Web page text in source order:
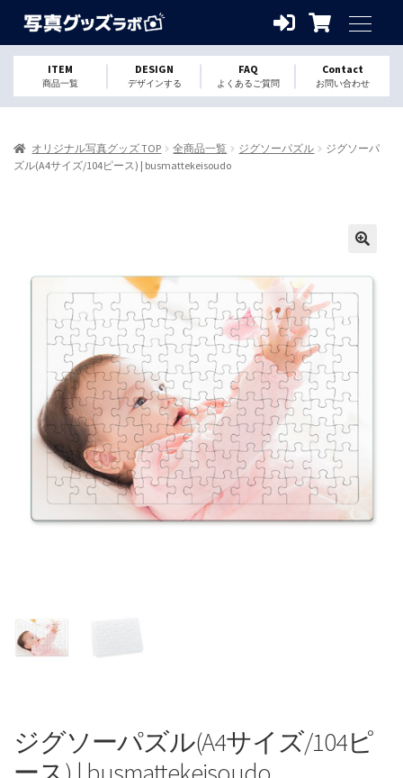
ITEM
商品一覧
DESIGN
デザインする
FAQ
よくあるご質問
Contact
お問い合わせ
オリジナル写真グッズ TOP 全商品一覧 ジグソーパズル
ジグソーパ
ズル(A4サイズ/104ピース) | busmattekeisoudo
ジグソーパズル(A4サイズ/104ピ